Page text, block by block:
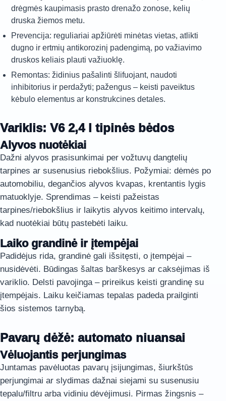
drėgmės kaupimasis prasto drenažo zonose, kelių
druska žiemos metu.
Prevencija: reguliariai apžiūrėti minėtas vietas, atlikti
dugno ir ertmių antikorozinį padengimą, po važiavimo
druskos keliais plauti važiuoklę.
Remontas: židinius pašalinti šlifuojant, naudoti
inhibitorius ir perdažyti; pažengus – keisti paveiktus
kėbulo elementus ar konstrukcines detales.
Variklis: V6 2,4 l tipinės bėdos
Alyvos nuotėkiai
Dažni alyvos prasisunkimai per vožtuvų dangtelių
tarpines ar susenusius riebokšlius. Požymiai: dėmės po
automobiliu, degančios alyvos kvapas, krentantis lygis
matuoklyje. Sprendimas – keisti pažeistas
tarpines/riebokšlius ir laikytis alyvos keitimo intervalų,
kad nuotėkiai būtų pastebėti laiku.
Laiko grandinė ir įtempėjai
Padidėjus rida, grandinė gali išsitęsti, o įtempėjai –
nusidėvėti. Būdingas šaltas barškesys ar caksėjimas iš
variklio. Delsti pavojinga – prireikus keisti grandinę su
įtempėjais. Laiku keičiamas tepalas padeda prailginti
šios sistemos tarnybą.
Pavarų dėžė: automato niuansai
Vėluojantis perjungimas
Juntamas pavėluotas pavarų įsijungimas, šiurkštūs
perjungimai ar slydimas dažnai siejami su susenusiu
tepalu/filtru arba vidiniu dėvėjimusi. Pirmas žingsnis –